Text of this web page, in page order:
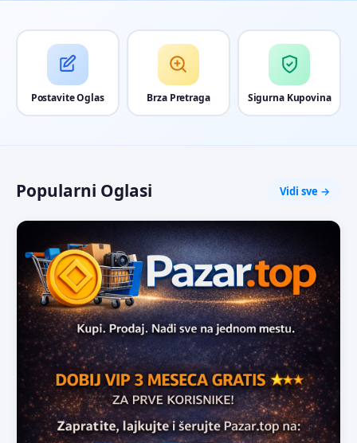
Postavite Oglas Brza Pretraga Sigurna Kupovina
Popularni Oglasi Vidi sve →